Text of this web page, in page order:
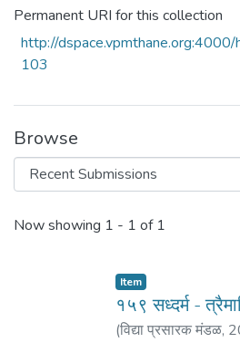
Permanent URI for this collection
http://
103
Browse
Recent Submissions
Now showing 1 - 1 of 1
Item
१५९ सध्दर्म -
(विद्या प्रसारक मंडळ,